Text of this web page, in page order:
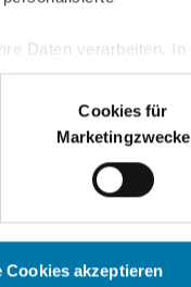
Daten verarbeiten. In
Cookies für
Marketingzwecke
Cookies akzeptieren